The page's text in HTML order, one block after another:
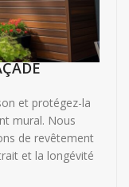
et protégez-la
mural. Nous
de revêtement
et la longévité